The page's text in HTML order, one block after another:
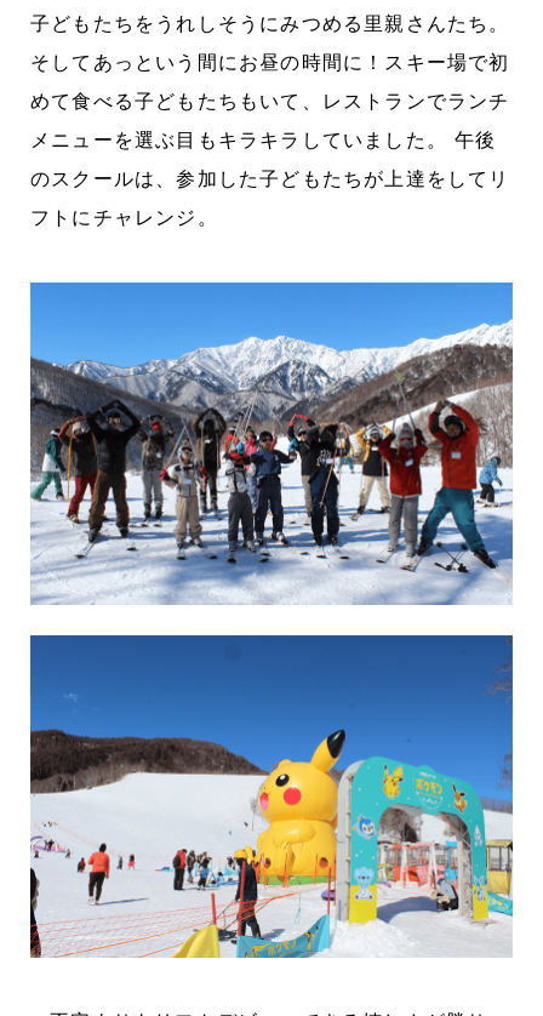
子どもたちをうれしそうにみつめる里親さんたち。
そしてあっという間にお昼の時間に！スキー場で初
めて食べる子どもたちもいて、レストランでランチ
メニューを選ぶ目もキラキラしていました。 午後
のスクールは、参加した子どもたちが上達をしてリ
フトにチャレンジ。